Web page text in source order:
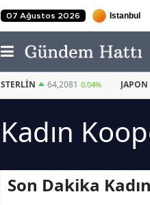
07 Ağustos 2026
STERLIN 64,2081 0.04%
Kadın
Son Dakika